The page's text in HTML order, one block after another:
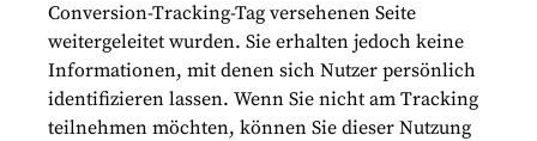
Conversion-Tracking-Tag versehenen Seite
weitergeleitet wurden. Sie erhalten jedoch keine
Informationen, mit denen sich Nutzer persönlich
identifizieren lassen. Wenn Sie nicht am Tracking
teilnehmen möchten, können Sie dieser Nutzung